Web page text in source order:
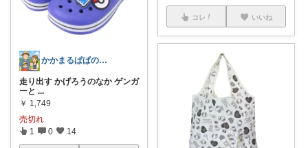
かかまるぱぱのオススメ🫢経由感謝❗
走り出す かげろうのなか ゲンガ
ーと ...
￥ 1,749
売切れ
1 0 14
コレ いいね